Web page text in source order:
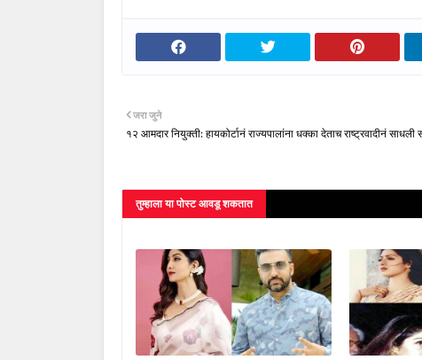
जरा जुने
१२ आमदार नियुक्ती: हायकोर्टानं राज्यपालांना धक्का देताच राष्ट्रवादीनं साधली
तुम्‍हाला या पोस्‍ट आवडू शकतात